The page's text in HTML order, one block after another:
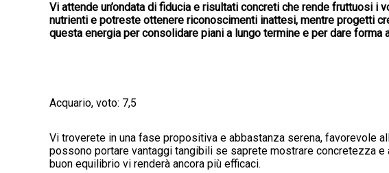
Vi attende un’ondata di fiducia e risultati concreti che rende fruttuosi i
nutrienti e potreste ottenere riconoscimenti inattesi, mentre progetti
questa energia per consolidare piani a lungo termine e per dare forma
Acquario, voto: 7,5
Vi troverete in una fase propositiva e abbastanza serena, favorevole
possono portare vantaggi tangibili se saprete mostrare concretezza
buon equilibrio vi renderà ancora più efficaci.